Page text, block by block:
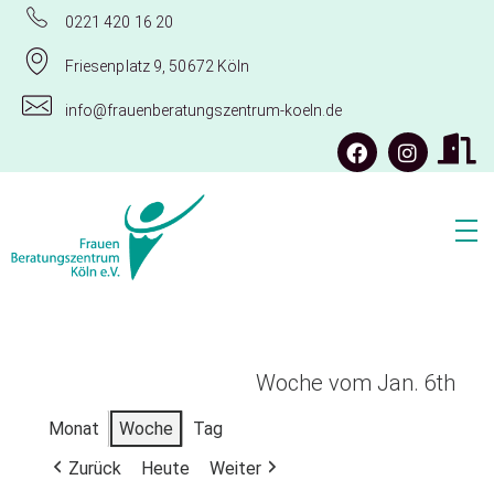
0221 420 16 20
Friesenplatz 9, 50672 Köln
info@frauenberatungszentrum-koeln.de
Woche vom Jan. 6th
Monat Woche
Tag
Zurück
Heute Weiter